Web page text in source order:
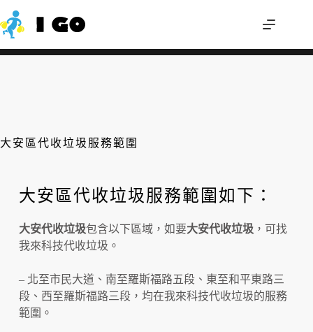
我來幫您
舊雨衣可以回收嗎？輕便雨衣怎麼丟才不
大安區代收垃圾服務範圍
大安區代收垃圾服務範圍如下：
大安代收垃圾包含以下區域，如要大安代收垃圾，可找
我來科技代收垃圾。
– 北至市民大道、南至羅斯福路五段、東至和平東路三
段、西至羅斯福路三段，均在我來科技代收垃圾的服務
範圍。